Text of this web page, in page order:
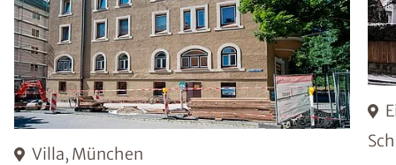
Villa, München